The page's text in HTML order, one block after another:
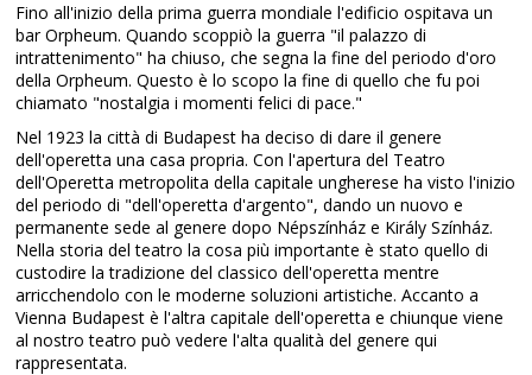
Fino all'inizio della prima guerra mondiale l'edificio ospitava un
bar Orpheum. Quando scoppiò la guerra "il palazzo di
intrattenimento" ha chiuso, che segna la fine del periodo d'oro
della Orpheum. Questo è lo scopo la fine di quello che fu poi
chiamato "nostalgia i momenti felici di pace."
Nel 1923 la città di Budapest ha deciso di dare il genere
dell'operetta una casa propria. Con l'apertura del Teatro
dell'Operetta metropolita della capitale ungherese ha visto l'inizio
del periodo di "dell'operetta d'argento", dando un nuovo e
permanente sede al genere dopo Népszínház e Király Színház.
Nella storia del teatro la cosa più importante è stato quello di
custodire la tradizione del classico dell'operetta mentre
arricchendolo con le moderne soluzioni artistiche. Accanto a
Vienna Budapest è l'altra capitale dell'operetta e chiunque viene
al nostro teatro può vedere l'alta qualità del genere qui
rappresentata.